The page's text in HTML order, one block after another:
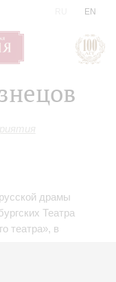
EN
драмы
Театра
театра», в